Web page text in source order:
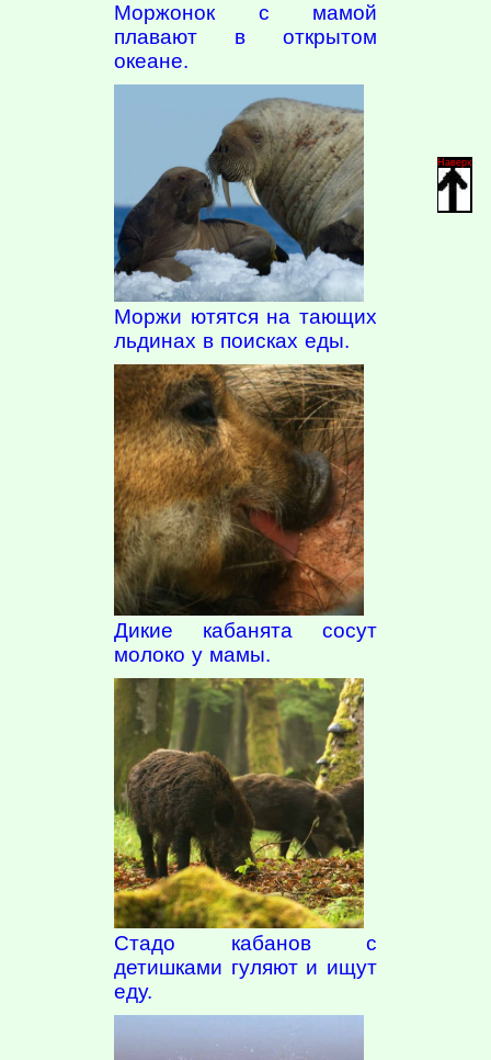
Моржонок с мамой
плавают в открытом
океане.
Моржи ютятся на тающих
льдинах в поисках еды.
Дикие кабанята сосут
молоко у мамы.
Стадо кабанов с
детишками гуляют и ищут
еду.
Наверх